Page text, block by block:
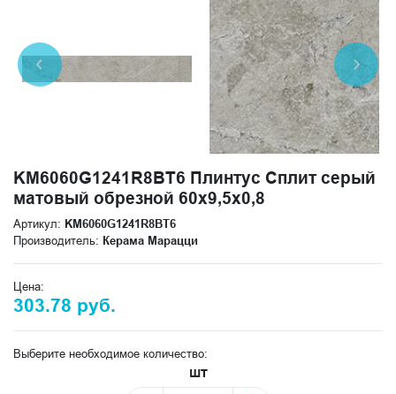
KM6060G1241R8BT6 Плинтус Сплит серый
матовый обрезной 60x9,5x0,8
Артикул: KM6060G1241R8BT6
Производитель: Керама Марацци
Цена:
303.78 руб.
Выберите необходимое количество:
шт